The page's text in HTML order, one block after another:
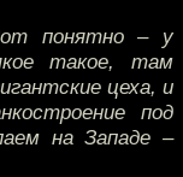
понятно – у
такое, там
цеха, и
под
на Западе –